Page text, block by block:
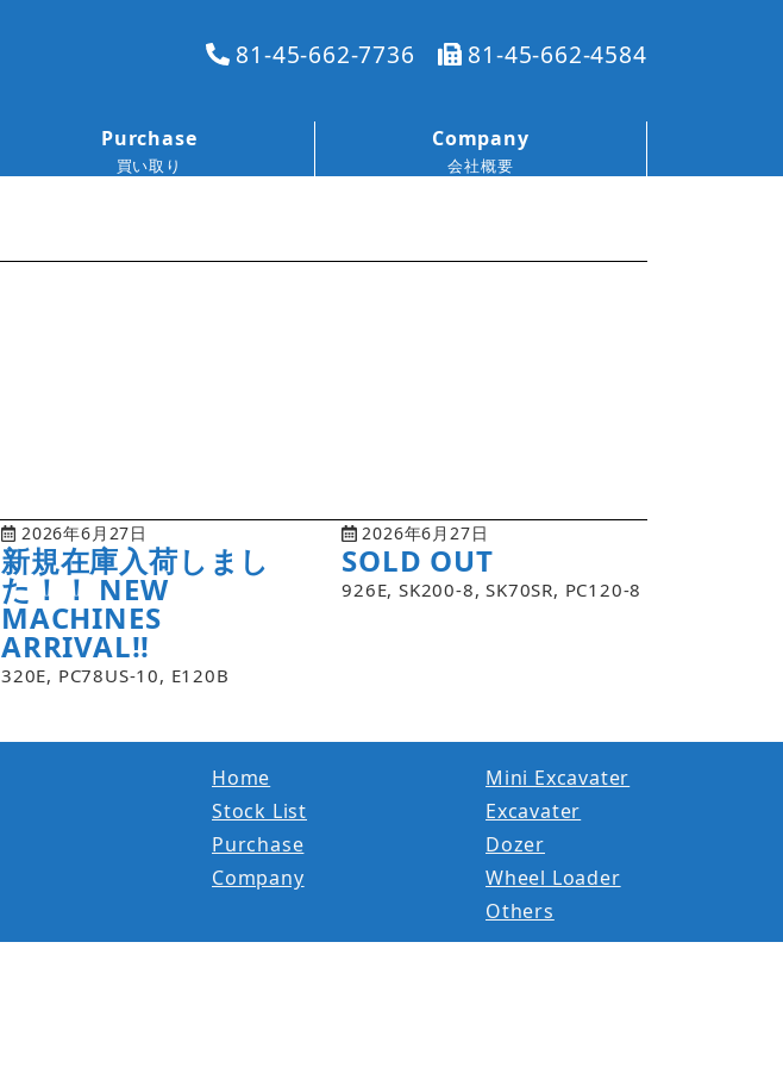
81-45-662-7736 81-45-662-4584
Purchase
買い取り
Company
会社概要
2026年6月27日
新規在庫入荷しまし
た！！ NEW
MACHINES
ARRIVAL!!
320E, PC78US-10, E120B
2026年6月27日
SOLD OUT
926E, SK200-8, SK70SR, PC120-8
Home
Stock List
Purchase
Company
Mini Excavater
Excavater
Dozer
Wheel Loader
Others